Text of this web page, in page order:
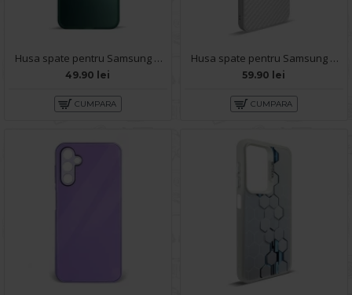
Husa spate pentru Samsung Galaxy A14- Glace case Verde
49.90 lei
CUMPARA
Husa spate pentru Samsung Galaxy A14- Lys case Alb
59.90 lei
CUMPARA